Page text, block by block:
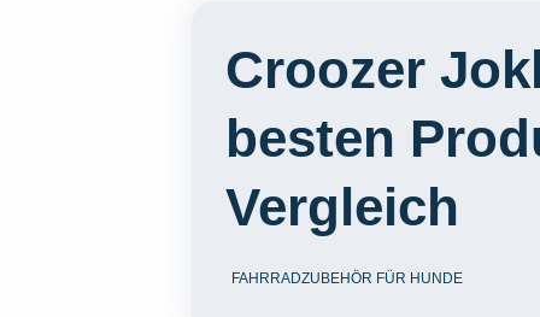
Croozer
besten
Vergleich
FAHRRADZUBEHÖR FÜR HUNDE